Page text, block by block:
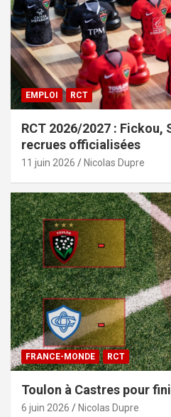
EMPLOI RCT
RCT 2026/2027 : Fickou,
recrues officialisées
11 juin 2026 Nicolas Dupre
FRANCE-MONDE RCT
Toulon à Castres pour
6 juin 2026 Nicolas Dupre